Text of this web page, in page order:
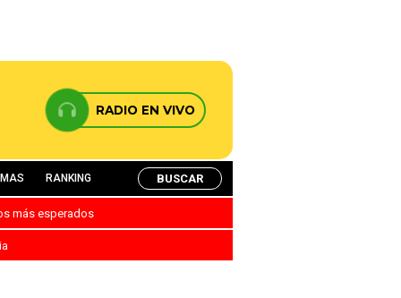
RADIO EN VIVO
RANKING BUSCAR
más esperados